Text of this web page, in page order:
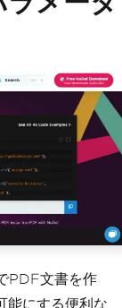
PDF文書を作
能にする便利な